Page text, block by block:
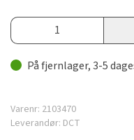
På fjernlager, 3-5
Varenr: 2103470
Leverandør: DCT